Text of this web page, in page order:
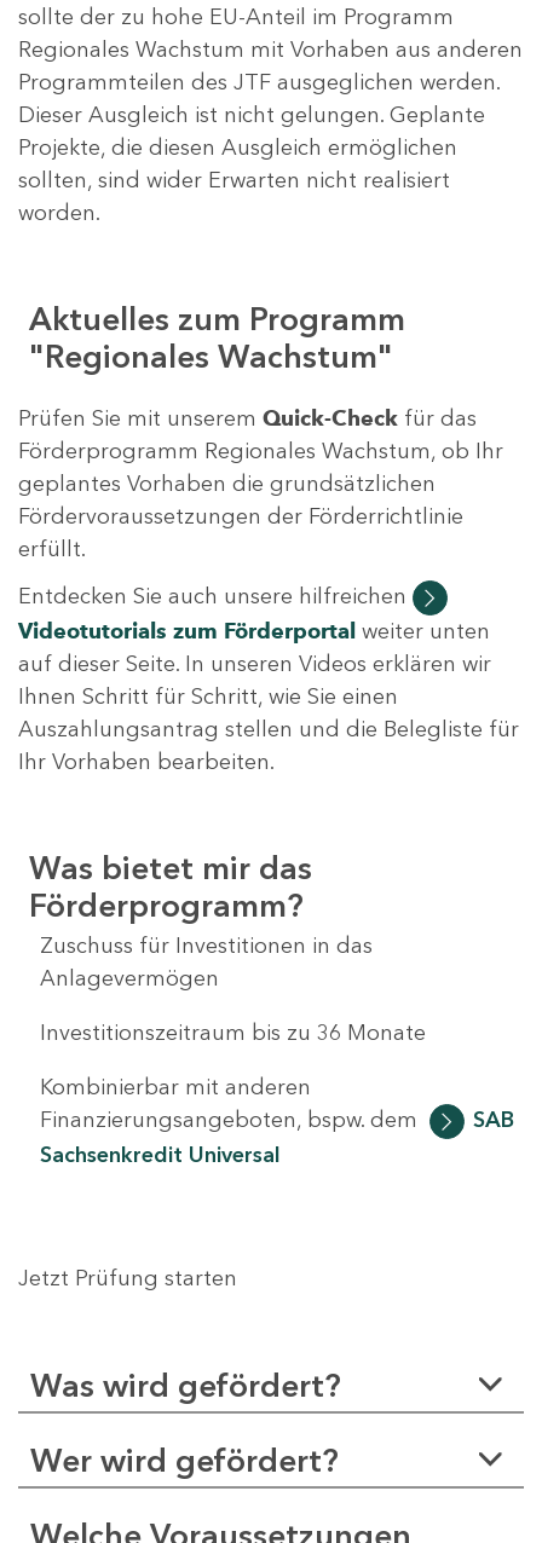
sollte der zu hohe EU-Anteil im Programm
Regionales Wachstum mit Vorhaben aus anderen
Programmteilen des JTF ausgeglichen werden.
Dieser Ausgleich ist nicht gelungen. Geplante
Projekte, die diesen Ausgleich ermöglichen
sollten, sind wider Erwarten nicht realisiert
worden.
Aktuelles zum Programm
"Regionales Wachstum"
Prüfen Sie mit unserem Quick-Check für das
Förderprogramm Regionales Wachstum, ob Ihr
geplantes Vorhaben die grundsätzlichen
Fördervoraussetzungen der Förderrichtlinie
erfüllt.
Entdecken Sie auch unsere hilfreichen
Videotutorials zum Förderportal weiter unten
auf dieser Seite. In unseren Videos erklären wir
Ihnen Schritt für Schritt, wie Sie einen
Auszahlungsantrag stellen und die Belegliste für
Ihr Vorhaben bearbeiten.
Was bietet mir das
Förderprogramm?
Zuschuss für Investitionen in das
Anlagevermögen
Investitionszeitraum bis zu 36 Monate
Kombinierbar mit anderen
Finanzierungsangeboten, bspw. dem
SAB
Sachsenkredit Universal
Jetzt Prüfung starten
Was wird gefördert?
Wer wird gefördert?
Welche Voraussetzungen